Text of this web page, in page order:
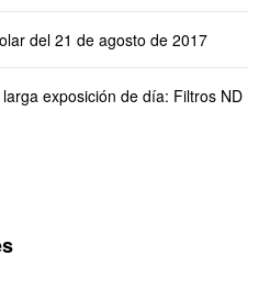
del 21 de agosto de 2017
exposición de día: Filtros ND